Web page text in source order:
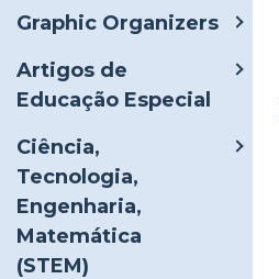
Graphic Organizers
Artigos de
Educação Especial
Ciência,
Tecnologia,
Engenharia,
Matemática
(STEM)